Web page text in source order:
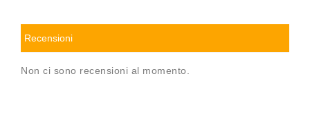
Recensioni
Non ci sono recensioni al momento.